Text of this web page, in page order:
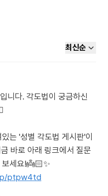
최신순
니다. 각도법이 궁금하신
는 '성별 각도법 게시판'이
바로 아래 링크에서 질문
보세요!👼🏻✨
ptpw4td